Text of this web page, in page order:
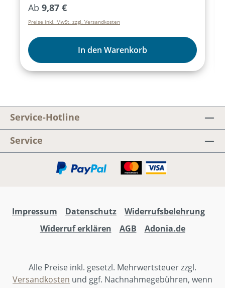
Niedriger kann man nicht sinken. Schließlich
kehrt er nach Hause zurück, doch wie
werden sein Vater und sein älterer Bruder
auf seine Rückkehr reagieren? Das wohl
bekannteste Gleichnis von Jesus – packend
inszeniert mit Musik und Texten, die ins Herz
Wittwer, Larissa Leuschner
Regulärer Preis:
Ab 9,87 €
Preise inkl. MwSt. zzgl. Versandkosten
In den Warenkorb
Service-Hotline
Service
Impressum Datenschutz
Widerrufsbelehrung
Widerruf erklären
AGB Adonia.de
Alle Preise inkl. gesetzl. Mehrwertsteuer zzgl.
Versandkosten und ggf. Nachnahmegebühren, wenn